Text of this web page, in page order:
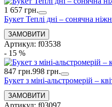
1 657 грн.
Букет Теплі дні – сонячна
Артикул: f03538
- 15 %
847 грн.998 грн.
Букет з міні-альстромерій –
Артикул: f03097